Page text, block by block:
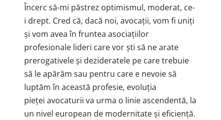
Încerc să-mi păstrez optimismul, moderat, ce-
i drept. Cred că, dacă noi, avocații, vom fi uniți
și vom avea în fruntea asociațiilor
profesionale lideri care vor ști să ne arate
prerogativele și dezideratele pe care trebuie
să le apărăm sau pentru care e nevoie să
luptăm în această profesie, evoluția
pieței avocaturii va urma o linie ascendentă, la
un nivel european de modernitate și eficiență.